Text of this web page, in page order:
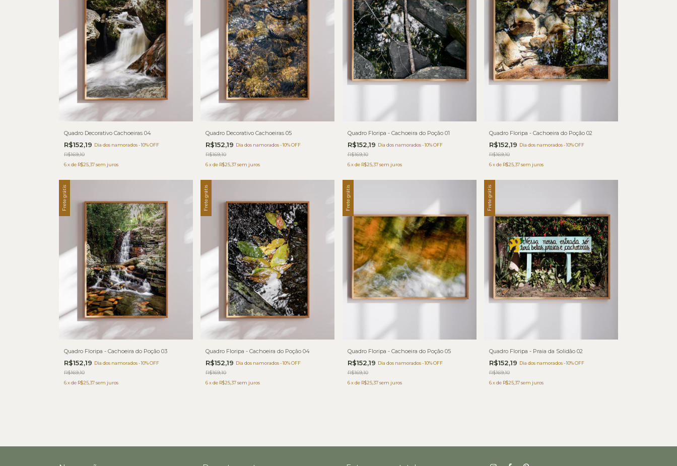
Quadro Decorativo Cachoeiras 04
R$152,19 Dia dos namorados - 10% OFF
R$169,10
6xde R$25,37sem juros
Quadro Decorativo Cachoeiras 05
R$152,19 Dia dos namorados - 10% OFF
R$169,10
6 xde R$25,37 sem juros
Quadro Floripa - Cachoeira do Poção 01
R$152,19 Dia dos namorados - 10% OFF
R$169,10
6 xde R$25,37 sem juros
Quadro Floripa - Cachoeira do Poção 02
R$152,19 Dia dos namorados - 10% OFF
R$169,10
6 xde R$25,37 sem juros
Frete grátis
Quadro Floripa - Cachoeira do Poção 03
R$152,19 Dia dos namorados - 10% OFF
R$169,10
6xde R$25,37sem juros
Frete grátis
Quadro Floripa - Cachoeira do Poção 04
R$152,19 Dia dos namorados - 10% OFF
R$169,10
6 xde R$25,37 sem juros
Frete grátis
Quadro Floripa - Cachoeira do Poção 05
R$152,19 Dia dos namorados - 10% OFF
R$169,10
6 xde R$25,37 sem juros
Frete grátis
Quadro Floripa - Praia da Solidão 02
R$152,19 Dia dos namorados - 10% OFF
R$169,10
6 xde R$25,37 sem juros